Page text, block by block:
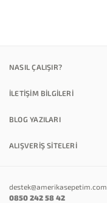
NASIL ÇALIŞIR?
İLETİŞİM BİLGİLERİ
BLOG YAZILARI
ALIŞVERİŞ SİTELERİ
destek@amerikasepetim.com
0850 242 58 42